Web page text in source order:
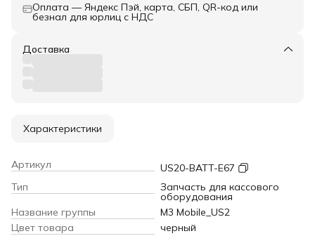
Оплата — Яндекс Пэй, карта, СБП, QR-код или
безнал для юрлиц с НДС
Доставка
Характеристики
Артикул
US20-BATT-E67
Тип
Запчасть для кассового
оборудования
Название группы
M3 Mobile_US2
Цвет товара
черный